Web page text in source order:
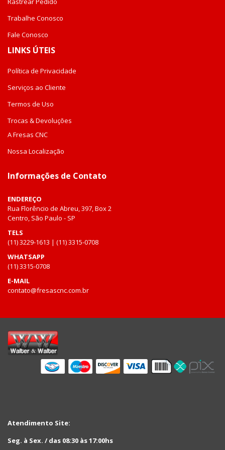
Trabalhe Conosco
Fale Conosco
LINKS ÚTEIS
Política de Privacidade
Serviços ao Cliente
Termos de Uso
Trocas & Devoluções
A Fresas CNC
Nossa Localização
Informações de Contato
ENDEREÇO
Rua Florêncio de Abreu, 397, Box 2
Centro, São Paulo - SP
TELS
(11) 3229-1613 | (11) 3315-0708
WHATSAPP
(11) 3315-0708
E-MAIL
contato@fresascnc.com.br
Atendimento Site:
Seg. à Sex. / das 08:30 às 17:00hs